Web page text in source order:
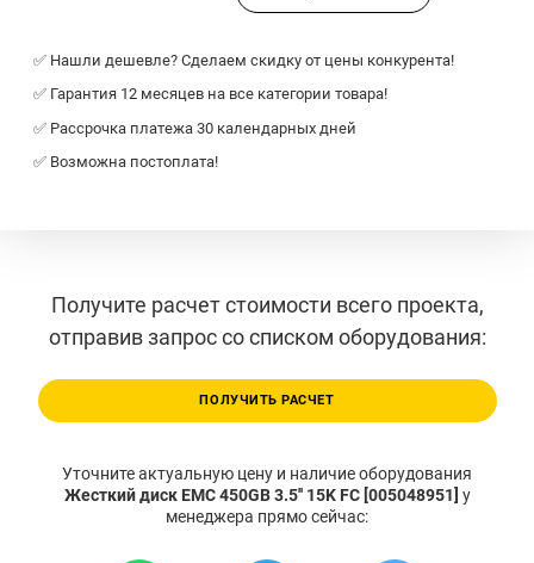
✅ Нашли дешевле? Сделаем скидку от цены конкурента!
✅ Гарантия 12 месяцев на все категории товара!
✅ Рассрочка платежа 30 календарных дней
✅ Возможна постоплата!
Получите расчет стоимости всего проекта,
отправив запрос со списком оборудования:
ПОЛУЧИТЬ РАСЧЕТ
Уточните актуальную цену и наличие оборудования
Жесткий диск EMC 450GB 3.5'' 15K FC [005048951] у
менеджера прямо сейчас: